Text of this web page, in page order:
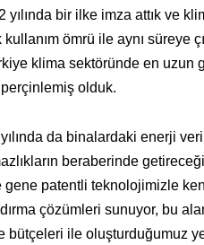
bir ilke imza attık ve
ömrü ile aynı süreye
klima sektöründe en uzun
perçinlemiş olduk.
da binalardaki enerji
beraberinde
patentli teknolojimizle
çözümleri sunuyor, bu
bütçeleri ile oluşturduğumuz